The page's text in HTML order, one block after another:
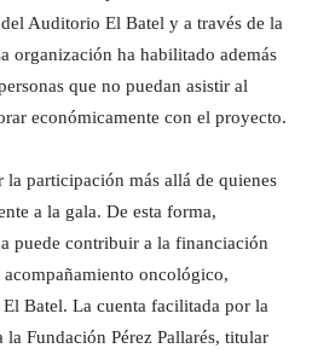
Auditorio El Batel y a través de la
organización ha habilitado además
que no puedan asistir al
económicamente con el proyecto.
participación más allá de quienes
a la gala. De esta forma,
puede contribuir a la financiación
oncológico,
El Batel. La cuenta facilitada por la
Fundación Pérez Pallarés, titular